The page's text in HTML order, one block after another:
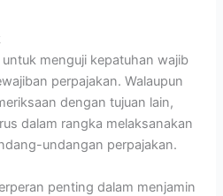
menguji kepatuhan wajib
perpajakan. Walaupun
dengan tujuan lain,
dalam rangka melaksanakan
undangan perpajakan.
penting dalam menjamin